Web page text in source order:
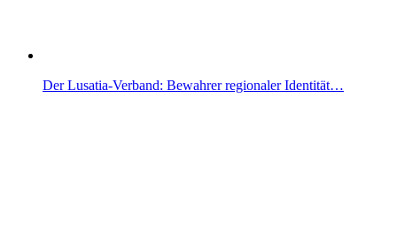
Der Lusatia-Verband: Bewahrer regionaler Identität…